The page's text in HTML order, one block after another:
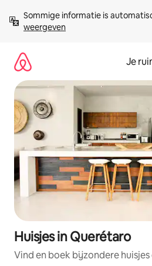
direct
naar
Sommige informatie is
weergeven
Je
Huisjes in Querétaro
Vind en boek bijzondere